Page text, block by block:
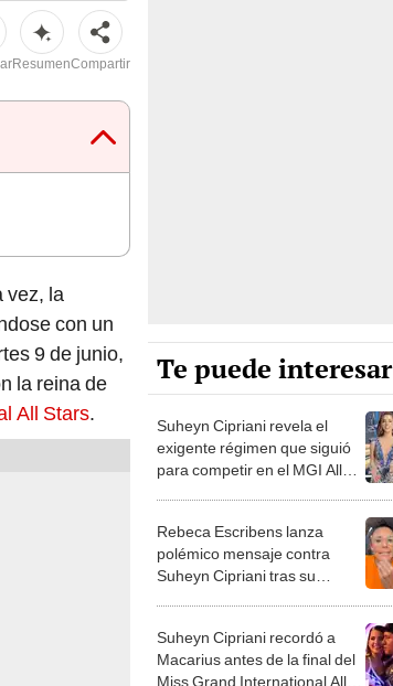
ResumenCompartir
vez, la
con un
9 de junio,
la reina de
All Stars.
Te puede interesar
Suheyn Cipriani revela el
exigente régimen que siguió
para competir en el MGI All
Rebeca Escribens lanza
polémico mensaje contra
Suheyn Cipriani tras su
problemas”
Suheyn Cipriani recordó a
Macarius antes de la final del
Miss Grand International All